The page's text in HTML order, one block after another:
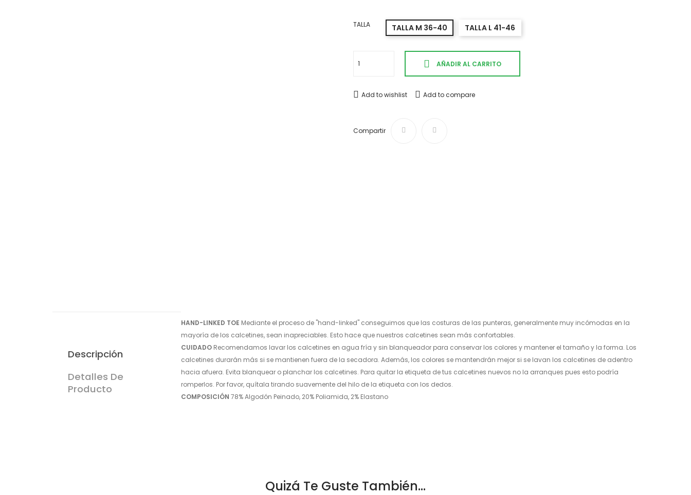
TALLA TALLA M 36-40 TALLA L 41-46
AÑADIR AL CARRITO
Add to wishlist Add to compare
Compartir
Descripción
Detalles De
Producto
HAND-LINKED TOE Mediante el proceso de "hand-linked" conseguimos que las costuras de las punteras, generalmente muy incómodas en la
mayoría de los calcetines, sean inapreciables. Esto hace que nuestros calcetines sean más confortables.
CUIDADO Recomendamos lavar los calcetines en agua fría y sin blanqueador para conservar los colores y mantener el tamaño y la forma. Los
calcetines durarán más si se mantienen fuera de la secadora. Además, los colores se mantendrán mejor si se lavan los calcetines de adentro
hacia afuera. Evita blanquear o planchar los calcetines. Para quitar la etiqueta de tus calcetines nuevos no la arranques pues esto podría
romperlos. Por favor, quítala tirando suavemente del hilo de la etiqueta con los dedos.
COMPOSICIÓN 78% Algodón Peinado, 20% Poliamida, 2% Elastano
Quizá Te Guste También...